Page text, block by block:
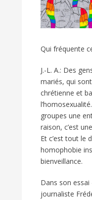
Qui fréquente
J.-L. A.: Des
mariés, qui
chrétienne et
groupes une
raison, c’est
Et c’est tout le
homophobie
bienveillance.
Dans son
journaliste